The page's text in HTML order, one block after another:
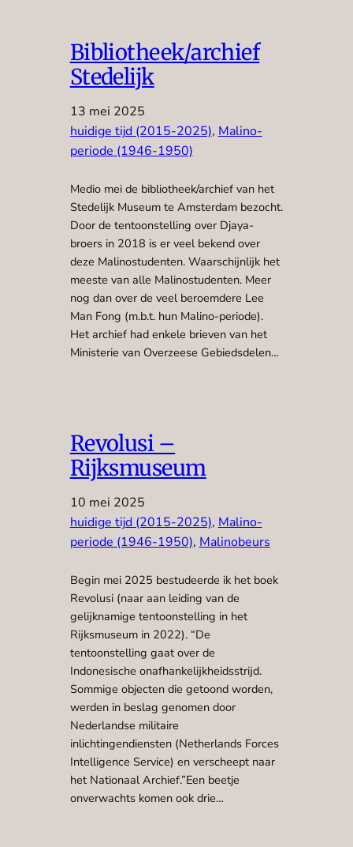
Bibliotheek/archief
Stedelijk
13 mei 2025
huidige tijd (2015-2025), Malino-
periode (1946-1950)
Medio mei de bibliotheek/archief van het
Stedelijk Museum te Amsterdam bezocht.
Door de tentoonstelling over Djaya-
broers in 2018 is er veel bekend over
deze Malinostudenten. Waarschijnlijk het
meeste van alle Malinostudenten. Meer
nog dan over de veel beroemdere Lee
Man Fong (m.b.t. hun Malino-periode).
Het archief had enkele brieven van het
Ministerie van Overzeese Gebiedsdelen…
Revolusi –
Rijksmuseum
10 mei 2025
huidige tijd (2015-2025), Malino-
periode (1946-1950), Malinobeurs
Begin mei 2025 bestudeerde ik het boek
Revolusi (naar aan leiding van de
gelijknamige tentoonstelling in het
Rijksmuseum in 2022). “De
tentoonstelling gaat over de
Indonesische onafhankelijkheidsstrijd.
Sommige objecten die getoond worden,
werden in beslag genomen door
Nederlandse militaire
inlichtingendiensten (Netherlands Forces
Intelligence Service) en verscheept naar
het Nationaal Archief.”Een beetje
onverwachts komen ook drie…